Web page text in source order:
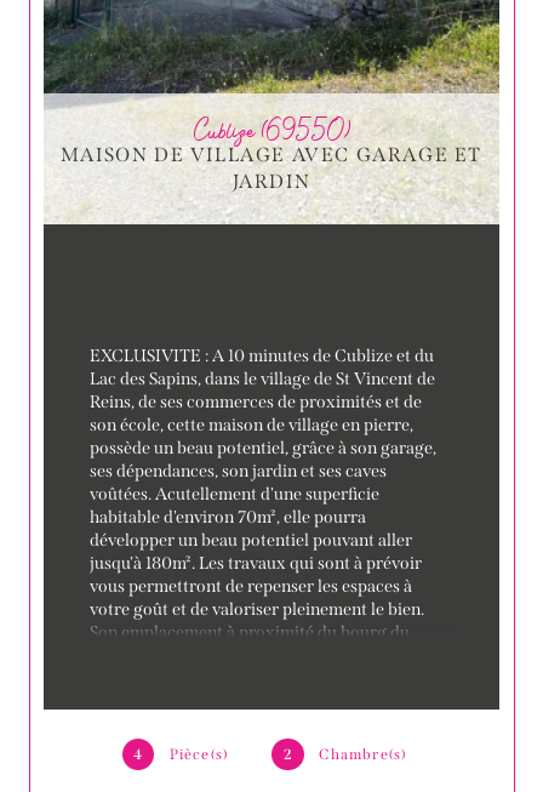
Cublize (69550)
MAISON DE VILLAGE AVEC GARAGE ET
JARDIN
4 Pièce(s) 2 Chambre(s)
EXCLUSIVITE : A 10 minutes de Cublize et du
Lac des Sapins, dans le village de St Vincent de
Reins, de ses commerces de proximités et de
son école, cette maison de village en pierre,
possède un beau potentiel, grâce à son garage,
ses dépendances, son jardin et ses caves
voûtées. Acutellement d'une superficie
habitable d'environ 70m², elle pourra
développer un beau potentiel pouvant aller
jusqu'à 180m². Les travaux qui sont à prévoir
vous permettront de repenser les espaces à
votre goût et de valoriser pleinement le bien.
Son emplacement à proximité du bourg du
registre sous le n° 948128822